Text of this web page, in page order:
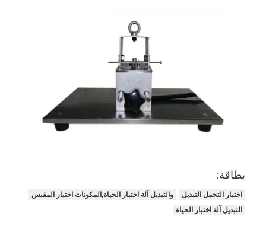
المنزل
بطاقة:
اختبار التحمل التبديل
والتبديل آلة اختبار الحياة,المكونات اختبار المقبس
التبديل آلة اختبار الحياة